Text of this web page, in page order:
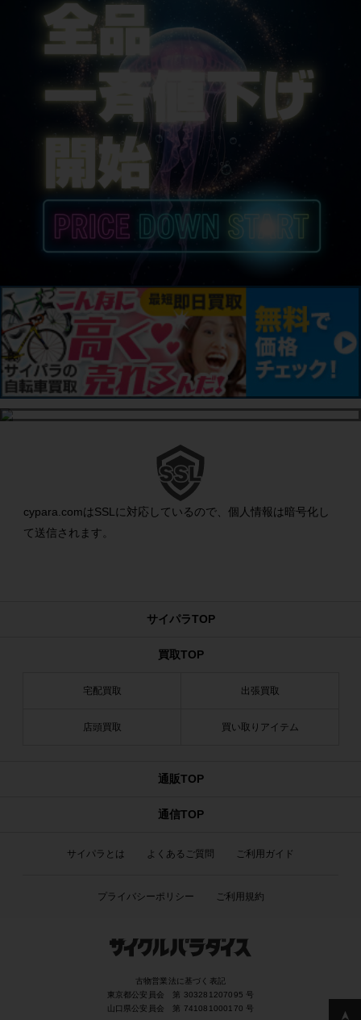
cypara.comはSSLに対応しているので、個人情報は暗号化し
て送信されます。
サイパラTOP
買取TOP
宅配買取 出張買取
店頭買取 買い取りアイテム
通販TOP
通信TOP
サイパラとは よくあるご質問 ご利用ガイド
プライバシーポリシー ご利用規約
古物営業法に基づく表記
東京都公安員会 第 303281207095 号
山口県公安員会 第 741081000170 号